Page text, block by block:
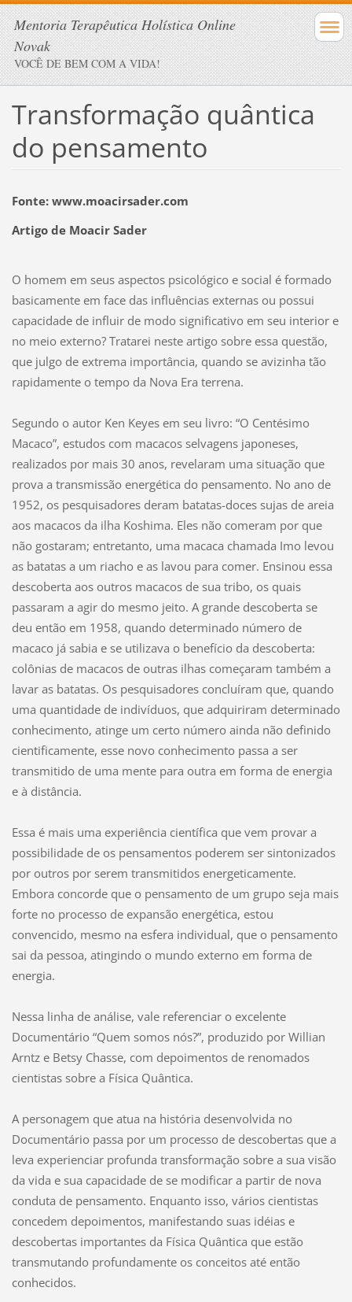
Mentoria Terapêutica Holística Online
Novak
VOCÊ DE BEM COM A VIDA!
Transformação quântica
do pensamento
Fonte: www.moacirsader.com
Artigo de Moacir Sader
O homem em seus aspectos psicológico e social é formado
basicamente em face das influências externas ou possui
capacidade de influir de modo significativo em seu interior e
no meio externo? Tratarei neste artigo sobre essa questão,
que julgo de extrema importância, quando se avizinha tão
rapidamente o tempo da Nova Era terrena.
Segundo o autor Ken Keyes em seu livro: “O Centésimo
Macaco”, estudos com macacos selvagens japoneses,
realizados por mais 30 anos, revelaram uma situação que
prova a transmissão energética do pensamento. No ano de
1952, os pesquisadores deram batatas-doces sujas de areia
aos macacos da ilha Koshima. Eles não comeram por que
não gostaram; entretanto, uma macaca chamada Imo levou
as batatas a um riacho e as lavou para comer. Ensinou essa
descoberta aos outros macacos de sua tribo, os quais
passaram a agir do mesmo jeito. A grande descoberta se
deu então em 1958, quando determinado número de
macaco já sabia e se utilizava o benefício da descoberta:
colônias de macacos de outras ilhas começaram também a
lavar as batatas. Os pesquisadores concluíram que, quando
uma quantidade de indivíduos, que adquiriram determinado
conhecimento, atinge um certo número ainda não definido
cientificamente, esse novo conhecimento passa a ser
transmitido de uma mente para outra em forma de energia
e à distância.
Essa é mais uma experiência científica que vem provar a
possibilidade de os pensamentos poderem ser sintonizados
por outros por serem transmitidos energeticamente.
Embora concorde que o pensamento de um grupo seja mais
forte no processo de expansão energética, estou
convencido, mesmo na esfera individual, que o pensamento
sai da pessoa, atingindo o mundo externo em forma de
energia.
Nessa linha de análise, vale referenciar o excelente
Documentário “Quem somos nós?”, produzido por Willian
Arntz e Betsy Chasse, com depoimentos de renomados
cientistas sobre a Física Quântica.
A personagem que atua na história desenvolvida no
Documentário passa por um processo de descobertas que a
leva experienciar profunda transformação sobre a sua visão
da vida e sua capacidade de se modificar a partir de nova
conduta de pensamento. Enquanto isso, vários cientistas
concedem depoimentos, manifestando suas idéias e
descobertas importantes da Física Quântica que estão
transmutando profundamente os conceitos até então
conhecidos.